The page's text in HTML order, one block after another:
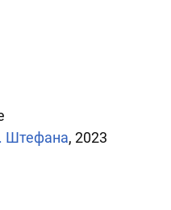
Штефана, 2023